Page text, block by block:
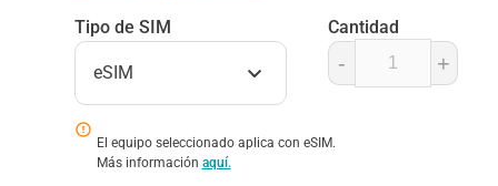
Tipo de SIM
eSIM
Cantidad
- +
El equipo seleccionado aplica con eSIM.
Más información aquí.